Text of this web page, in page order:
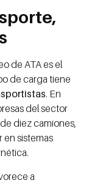
de ATA es el
de carga tiene
. En
del sector
diez camiones,
en sistemas
a